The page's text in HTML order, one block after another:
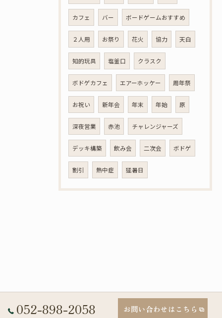
カフェ バー ボードゲームおすすめ
２人用 お祭り 花火 協力 天白
知的玩具 塩釜口 クラスク
ボドゲカフェ エアーホッケー 周年祭
お祝い 新年会 年末 年始 原
深夜営業 赤池 チャレンジャーズ
デッキ構築 飲み会 二次会 ボドゲ
割引 熱中症 猛暑日
052-898-2058 お問い合わせはこちら